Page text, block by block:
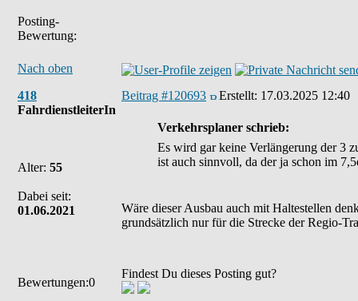
Posting-
Bewertung:
Nach oben
418
FahrdienstleiterIn
Alter: 55
Dabei seit:
01.06.2021
Bewertungen:0
Beitrag #120693 Erstellt: 17.03.2025 12:40
Verkehrsplaner schrieb:
Es wird gar keine Verlängerung der 3
ist auch sinnvoll, da der ja schon im
Wäre dieser Ausbau auch mit Haltestellen
grundsätzlich nur für die Strecke der Regio-
Findest Du dieses Posting gut?